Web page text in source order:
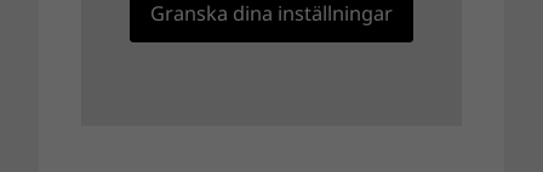
Granska dina inställningar